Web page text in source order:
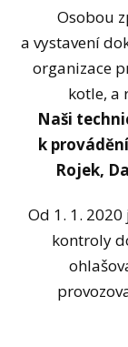
Osobou
a vystavení
organizace
kotle, a
Naši
k
Rojek,
Od 1. 1.
kontroly